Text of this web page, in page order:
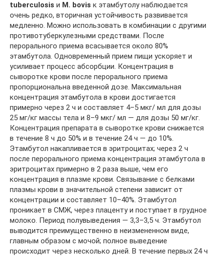
tuberculosis и М. bovis к этамбутолу наблюдается
очень редко, вторичная устойчивость развивается
медленно. Можно использовать в комбинации с другими
противотуберкулезными средствами. После
перорального приема всасывается около 80%
этамбутола. Одновременный прием пищи ускоряет и
усиливает процесс абсорбции. Концентрация в
сыворотке крови после перорального приема
пропорциональна введенной дозе. Максимальная
концентрация этамбутола в крови достигается
примерно через 2 ч и составляет 4–5 мкг/ мл для дозы
25 мг/кг массы тела и 8–9 мкг/ мл — для дозы 50 мг/кг.
Концентрация препарата в сыворотке крови снижается
в течение 8 ч до 50% и в течение 24 ч — до 10%.
Этамбутол накапливается в эритроцитах; через 2 ч
после перорального приема концентрация этамбутола в
эритроцитах примерно в 2 раза выше, чем его
концентрация в плазме крови. Связывание с белками
плазмы крови в значительной степени зависит от
концентрации и составляет 10–40%. Этамбутол
проникает в СМЖ, через плаценту и поступает в грудное
молоко. Период полувыведения — 3,3–3,5 ч. Этамбутол
выводится преимущественно в неизмененном виде,
главным образом с мочой; полное выведение
происходит через несколько дней. В течение первых 24 ч